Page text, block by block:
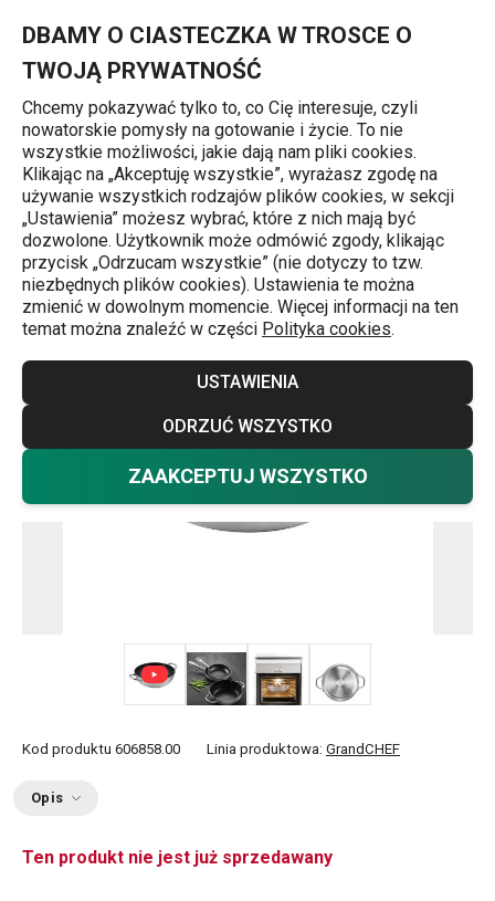
DBAMY O CIASTECZKA W TROSCE O
TWOJĄ PRYWATNOŚĆ
Chcemy pokazywać tylko to, co Cię interesuje, czyli
nowatorskie pomysły na gotowanie i życie. To nie
wszystkie możliwości, jakie dają nam pliki cookies.
Klikając na „Akceptuję wszystkie”, wyrażasz zgodę na
używanie wszystkich rodzajów plików cookies, w sekcji
„Ustawienia” możesz wybrać, które z nich mają być
dozwolone. Użytkownik może odmówić zgody, klikając
przycisk „Odrzucam wszystkie” (nie dotyczy to tzw.
niezbędnych plików cookies). Ustawienia te można
zmienić w dowolnym momencie. Więcej informacji na ten
temat można znaleźć w części Polityka cookies.
USTAWIENIA
ODRZUĆ WSZYSTKO
ZAAKCEPTUJ WSZYSTKO
Strona główna
Patelnia głęboka GrandCHEF
ø 28 cm, 2 uchwyty
Darmowa dostawa
Kod produktu 606858.00 Linia produktowa: GrandCHEF
Opis
Ten produkt nie jest już sprzedawany